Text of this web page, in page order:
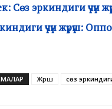
Сөз эркиндиги үчүн
үчүн жүрүш:
Жүрүш сөз